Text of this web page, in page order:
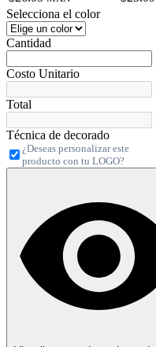
Selecciona el color
Cantidad
Costo Unitario
Total
Técnica de decorado
¿Deseas personalizar este
producto con tu LOGO?